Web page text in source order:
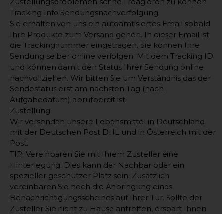
Zustellungsproblemen schnell reagieren zu können
Tracking Info Sendungsnachverfolgung
Sie erhalten von uns ein autoamtisiertes Email sobald
Ihre Produkte zum Versand gehen. In dieser Email ist
die Trackingnummer eingetragen. Sie können Ihre
Sendung selber online verfolgen. Mit dem Tracking ID
und können damit den Status Ihrer Sendung online
nachvollziehen. Wir bitten Sie um Verständnis das der
Sendestatus erst am nächsten Tag (nach
Aufgabedatum) abrufbereit ist.
Zustellung
Wir versenden unsere Lebensmittel in Deutschland
mit der Deutschen Post DHL und in Österreich mit der
Post.
TIP: Vereinbaren Sie mit Ihrem Zusteller eine
Hinterlegung. Dies kann der Nachbar oder ein
spezieller geschützer Platz sein. Zusätzlich
vereinbaren Sie noch die Anbringung eines
Benachrichtigungsscheines auf Ihrer Tür. Sollte der
Zusteller Sie nicht zu Hause antreffen, erspart Ihnen